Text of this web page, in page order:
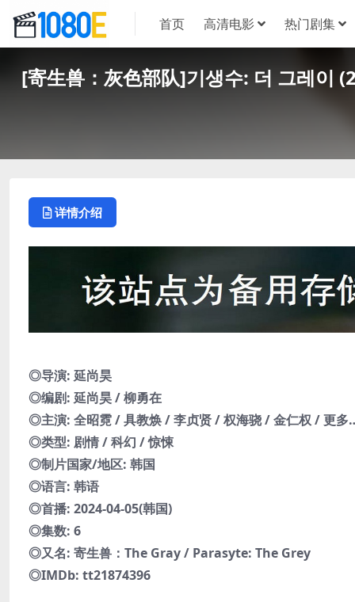
首页 高清电影 热门剧集
[寄生兽：灰色部队]기생수: 더 그레이
详情介绍
◎导演: 延尚昊
◎编剧: 延尚昊 / 柳勇在
◎主演: 全昭霓 / 具教焕 / 李贞贤 / 权海骁 / 金仁权 / 更
◎类型: 剧情 / 科幻 / 惊悚
◎制片国家/地区: 韩国
◎语言: 韩语
◎首播: 2024-04-05(韩国)
◎集数: 6
◎又名: 寄生兽：The Gray / Parasyte: The Grey
◎IMDb: tt21874396